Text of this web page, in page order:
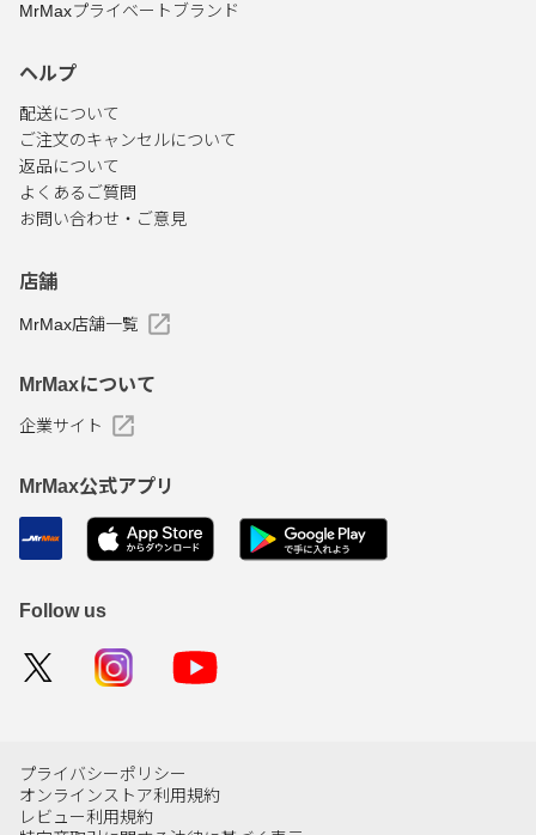
MrMaxプライベートブランド
ヘルプ
配送について
ご注文のキャンセルについて
返品について
よくあるご質問
お問い合わせ・ご意見
店舗
MrMax店舗一覧
MrMaxについて
企業サイト
MrMax公式アプリ
Follow us
プライバシーポリシー
オンラインストア利用規約
レビュー利用規約